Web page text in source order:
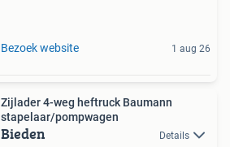
Bezoek website 1 aug 26
Zijlader 4-weg heftruck Baumann
stapelaar/pompwagen
Bieden Details